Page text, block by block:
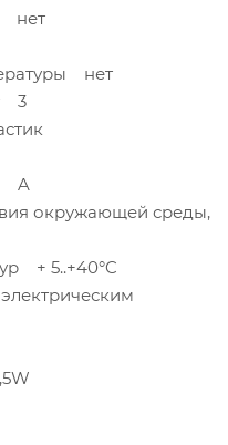
нет
нет
3
A
окружающей среды,
+ 5..+40°C